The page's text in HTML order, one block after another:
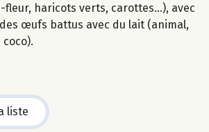
fleur, haricots verts, carottes...), avec
œufs battus avec du lait (animal,
liste